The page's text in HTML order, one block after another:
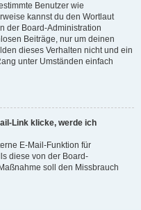
Benutzer wie
kannst du den Wortlaut
der Board-Administration
Beiträge, nur um deinen
dieses Verhalten nicht und ein
unter Umständen einfach
Link klicke, werde ich
E-Mail-Funktion für
diese von der Board-
soll den Missbrauch